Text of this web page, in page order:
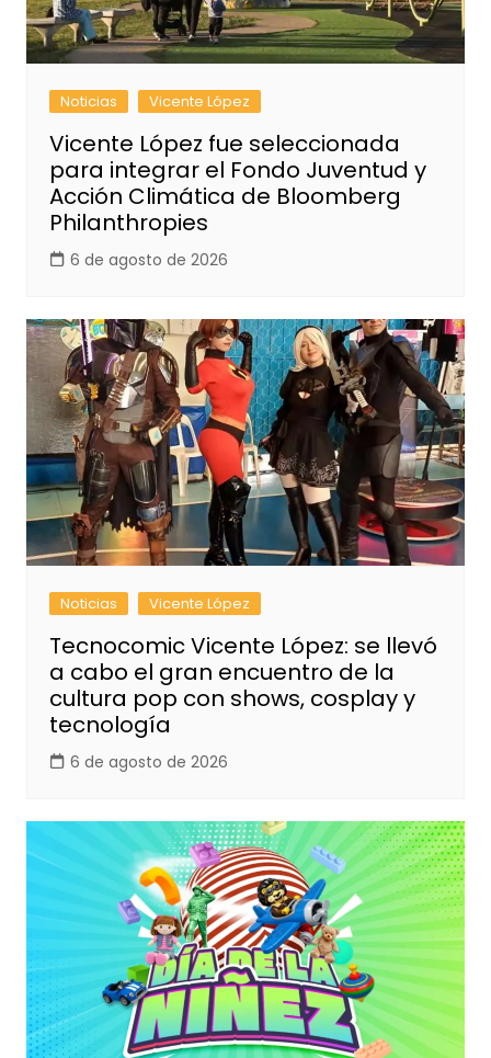
Noticias Vicente López
Vicente López fue seleccionada
para integrar el Fondo Juventud y
Acción Climática de Bloomberg
Philanthropies
6 de agosto de 2026
Noticias Vicente López
Tecnocomic Vicente López: se llevó
a cabo el gran encuentro de la
cultura pop con shows, cosplay y
tecnología
6 de agosto de 2026